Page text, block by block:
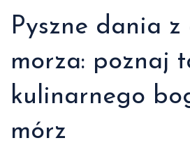
Pyszne dania z
morza: poznaj
kulinarnego
mórz